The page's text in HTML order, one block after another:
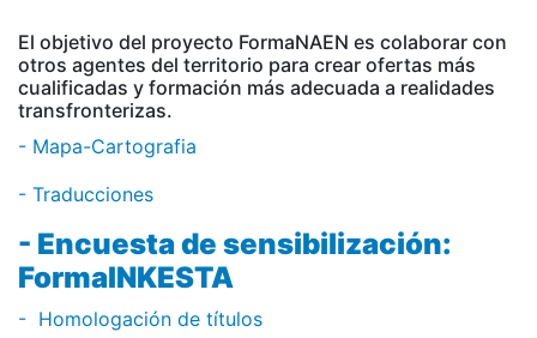
El objetivo del proyecto FormaNAEN es colaborar con
otros agentes del territorio para crear ofertas más
cualificadas y formación más adecuada a realidades
transfronterizas.
- Mapa-Cartografia
- Traducciones
- Encuesta de sensibilización:
FormaINKESTA
- Homologación de títulos